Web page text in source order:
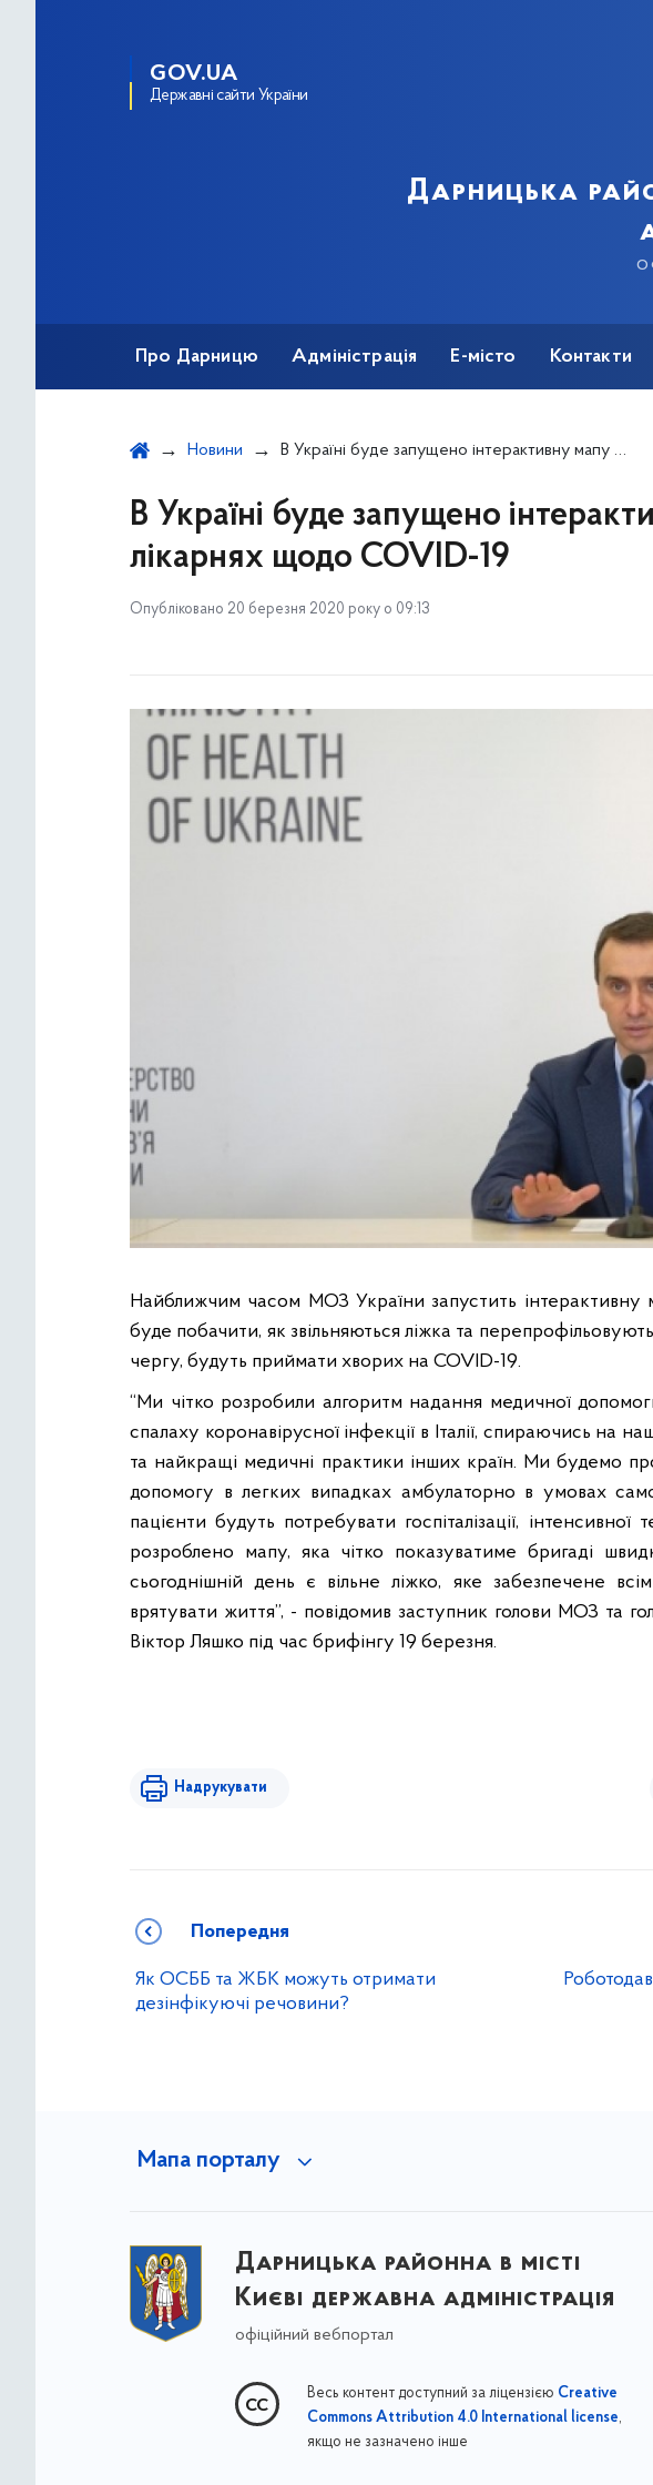
GOV.UA
Державні сайти України
Дарницька
Про Дарницю Адміністрація Е-місто Контакти
Новини В Україні буде запущено інтерактивну мапу про ситуацію в лікарнях щодо COVID-19
В Україні буде запущено
лікарнях щодо COVID-19
Опубліковано 20 березня 2020 року о 09:13
Найближчим часом МОЗ України запустить
буде побачити, як звільняються ліжка та
чергу, будуть приймати хворих на COVID-19.
“Ми чітко розробили алгоритм надання медичної
спалаху коронавірусної інфекції в Італії, спираючись на
та найкращі медичні практики інших країн. Ми будемо
допомогу в легких випадках амбулаторно в умовах
пацієнти будуть потребувати госпіталізації, інтенсивної
розроблено мапу, яка чітко показуватиме бригаді
сьогоднішній день є вільне ліжко, яке забезпечене
врятувати життя”, - повідомив заступник голови МОЗ та
Віктор Ляшко під час брифінгу 19 березня.
Надрукувати
Попередня
Як ОСББ та ЖБК можуть отримати
дезінфікуючі речовини?
Мапа порталу
Дарницька районна в місті
Києві державна адміністрація
офіційний вебпортал
Весь контент доступний за ліцензією Creative
Commons Attribution 4.0 International license,
якщо не зазначено інше